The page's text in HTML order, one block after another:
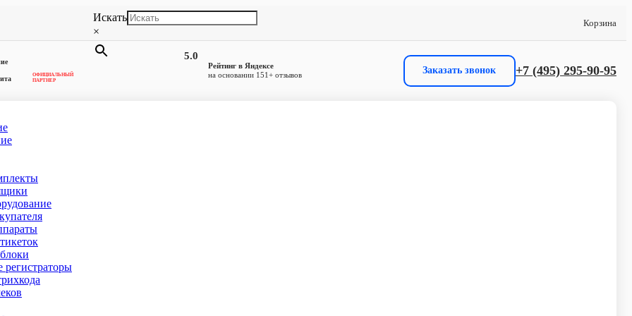
Искать
×
Корзина
ОФИЦИАЛЬНЫЙ
ПАРТНЕР
5.0
Рейтинг в Яндексе
на основании 151+ отзывов
Заказать звонок +7 (495) 295-90-95
Петербурге